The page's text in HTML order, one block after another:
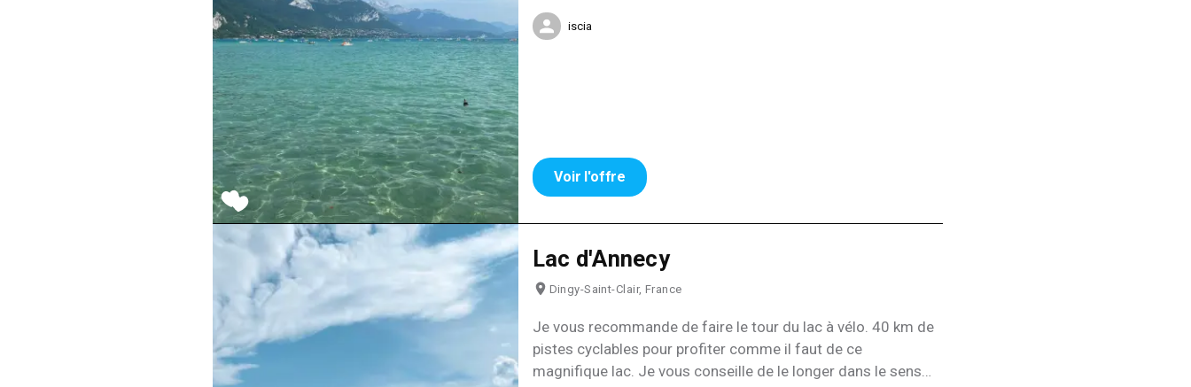
14h moins de monde sur le lac , j’ai trouver que l’es plage
étais bof vaux mieux faire du pédalo et sauter dans l’eau il
iscia
Voir l'offre
Lac d'Annecy
Dingy-Saint-Clair, France
Je vous recommande de faire le tour du lac à vélo. 40 km de
pistes cyclables pour profiter comme il faut de ce
magnifique lac. Je vous conseille de le longer dans le sens